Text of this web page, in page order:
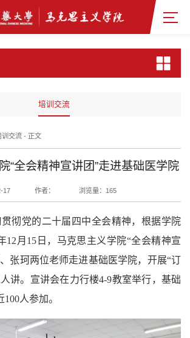
培训交流
训交流 - 正文
“全会精神宣讲团”走进基础医学院
17 作者： 浏览量： 165
彻党的二十届四中全会精神，根据学院
12 月 15日，马克思主义学院“全会精神宣
张珂两位老师走进基础医学院，开展“订
讲。宣讲会在力行楼4-9教室举行，基础
人参加。